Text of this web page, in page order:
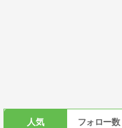
人気 フォロー数